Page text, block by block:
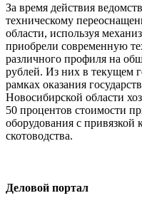
За время действия
техническому
области, используя
приобрели современную
различного профиля на
рублей. Из них в текущем
рамках оказания
Новосибирской области
50 процентов стоимости
оборудования с
скотоводства.
Деловой портал